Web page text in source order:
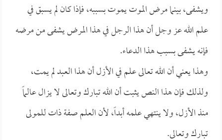
ويشفى، بينما مرض الموت يموت بسببه، فإذا كان لم يسبق في
علم الله عز وجل أن هذا الرجل في هذا المرض يشفى من مرضه
فإنه يشفى بسبب هذا الدعاء.
وهذا يعني أن الله تعالى علم في الأزل أن هذا العبد لم يمت،
ولذلك فإن هذا النص يثبت أن الله تبارك وتعالى لا يزال عالماً
منذ الأزل، ولا ينتهي علمه أبداً، لأن العلم صفة ذات للمولى
تبارك وتعالى.